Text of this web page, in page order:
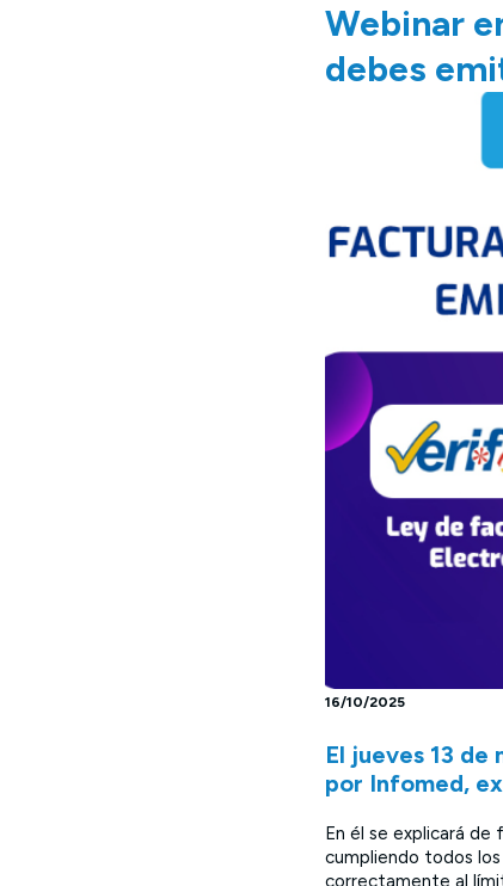
Webinar
debes
16/10/2025
El jueves 13
por Infomed,
En él se explicará de
cumpliendo todos
correctamente al